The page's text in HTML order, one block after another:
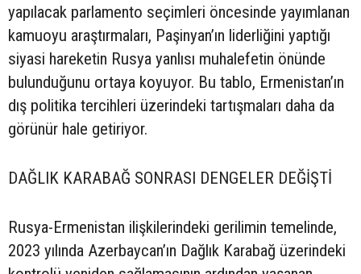
yapılacak parlamento seçimleri öncesinde yayımlanan
kamuoyu araştırmaları, Paşinyan’ın liderliğini yaptığı
siyasi hareketin Rusya yanlısı muhalefetin önünde
bulunduğunu ortaya koyuyor. Bu tablo, Ermenistan’ın
dış politika tercihleri üzerindeki tartışmaları daha da
görünür hale getiriyor.
DAĞLIK KARABAĞ SONRASI DENGELER DEĞİŞTİ
Rusya-Ermenistan ilişkilerindeki gerilimin temelinde,
2023 yılında Azerbaycan’ın Dağlık Karabağ üzerindeki